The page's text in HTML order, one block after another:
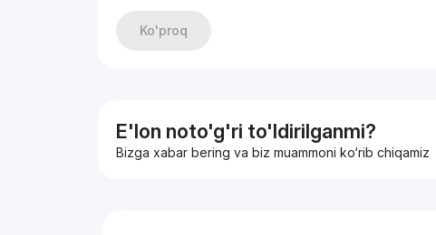
• Площадь: 62m2
• Этаж: 5
• Цена: 150 000 у.е
(+)998.95.816.03.33
Если не подняли трубку напишите в Телеграм 24/7
Ko'proq
E'lon noto'g'ri to'ldirilganmi?
Bizga xabar bering va biz muammoni ko‘rib chiqamiz